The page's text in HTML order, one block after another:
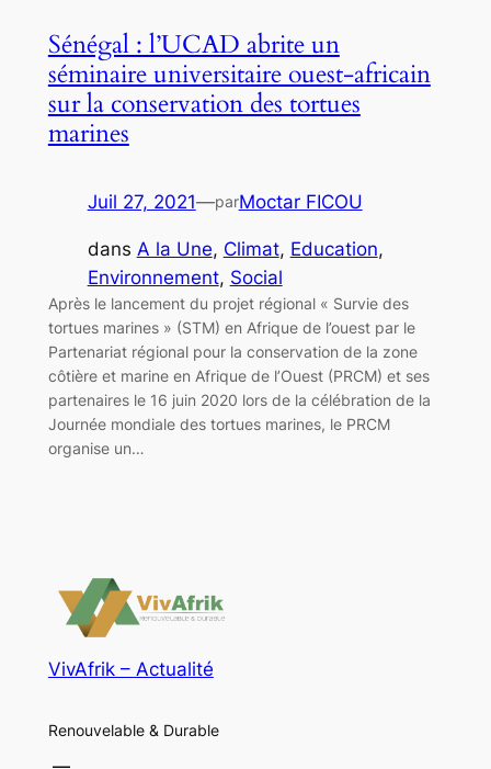
Sénégal : l’UCAD abrite un
séminaire universitaire ouest-africain
sur la conservation des tortues
marines
Juil 27, 2021—parMoctar FICOU
dans A la Une, Climat, Education
Environnement, Social
Après le lancement du projet régional « Survie des
tortues marines » (STM) en Afrique de l’ouest par le
Partenariat régional pour la conservation de la zone
côtière et marine en Afrique de l’Ouest (PRCM) et ses
partenaires le 16 juin 2020 lors de la célébration de la
Journée mondiale des tortues marines, le PRCM
organise un…
VivAfrik – Actualité
Renouvelable & Durable